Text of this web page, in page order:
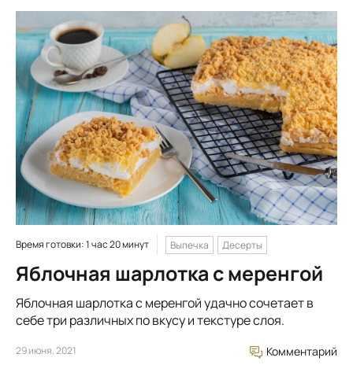
Время готовки: 1 час 20 минут Выпечка Десерты
Яблочная шарлотка с меренгой
Яблочная шарлотка с меренгой удачно сочетает в
себе три различных по вкусу и текстуре слоя.
29 июня, 2021 Комментарий